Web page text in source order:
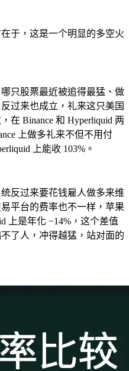
于，这是一个明显的多空火
只股票最近被追得最猛、做
过来也成立，礼来这只美国
在 Binance 和 Hyperliquid 两
上做多礼来不但不用付
上能收 103%。
反过来要花钱雇人做多来维
平台的费率也不一样，苹果
上是年化 −14%，这个差值
了人，冲得越猛，站对面的